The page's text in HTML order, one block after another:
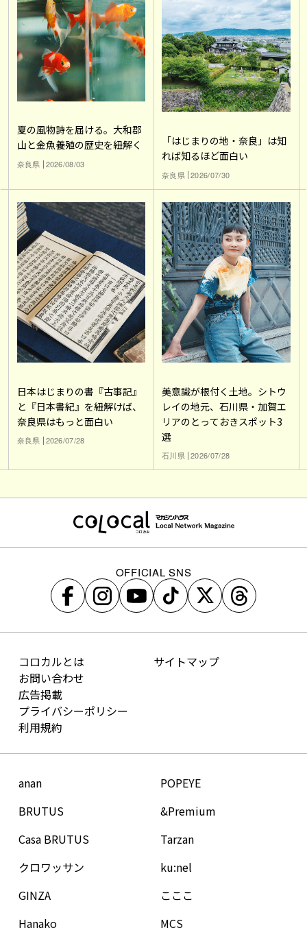
夏の風物詩を届ける。大和郡
山と金魚養殖の歴史を紐解く
奈良県 2026/08/03
「はじまりの地・奈良」は知
れば知るほど面白い
奈良県 2026/07/30
日本はじまりの書『古事記』
と『日本書紀』を紐解けば、
奈良県はもっと面白い
奈良県 2026/07/28
美意識が根付く土地。シトウ
レイの地元、石川県・加賀エ
リアのとっておきスポット3
選
石川県 2026/07/28
OFFICIAL SNS
コロカルとは
お問い合わせ
広告掲載
プライバシーポリシー
利用規約
サイトマップ
anan
BRUTUS
Casa BRUTUS
クロワッサン
GINZA
Hanako
POPEYE
&Premium
Tarzan
ku:nel
こここ
MCS